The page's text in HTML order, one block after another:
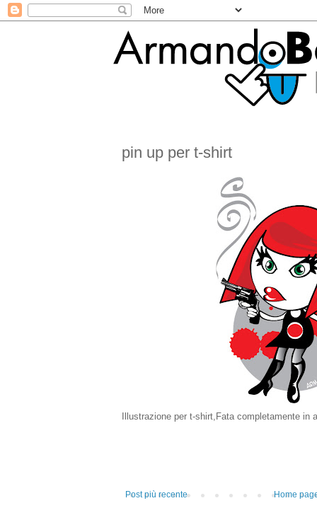
pin up per t-shirt
Illustrazione per t-shirt,Fata completamente in
Post più recente Home